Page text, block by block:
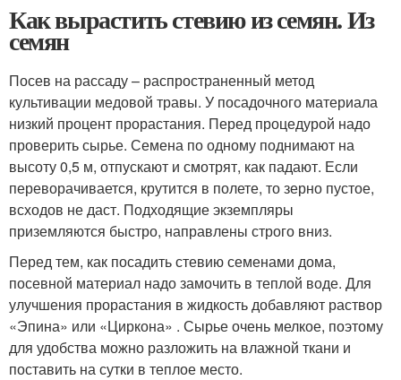
Как вырастить стевию из семян. Из
семян
Посев на рассаду – распространенный метод
культивации медовой травы. У посадочного материала
низкий процент прорастания. Перед процедурой надо
проверить сырье. Семена по одному поднимают на
высоту 0,5 м, отпускают и смотрят, как падают. Если
переворачивается, крутится в полете, то зерно пустое,
всходов не даст. Подходящие экземпляры
приземляются быстро, направлены строго вниз.
Перед тем, как посадить стевию семенами дома,
посевной материал надо замочить в теплой воде. Для
улучшения прорастания в жидкость добавляют раствор
«Эпина» или «Циркона» . Сырье очень мелкое, поэтому
для удобства можно разложить на влажной ткани и
поставить на сутки в теплое место.